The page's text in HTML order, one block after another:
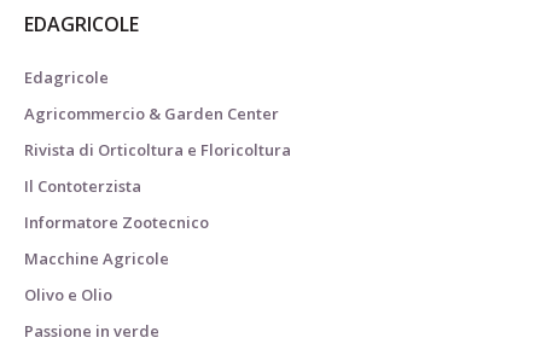
EDAGRICOLE
Edagricole
Agricommercio & Garden Center
Rivista di Orticoltura e Floricoltura
Il Contoterzista
Informatore Zootecnico
Macchine Agricole
Olivo e Olio
Passione in verde